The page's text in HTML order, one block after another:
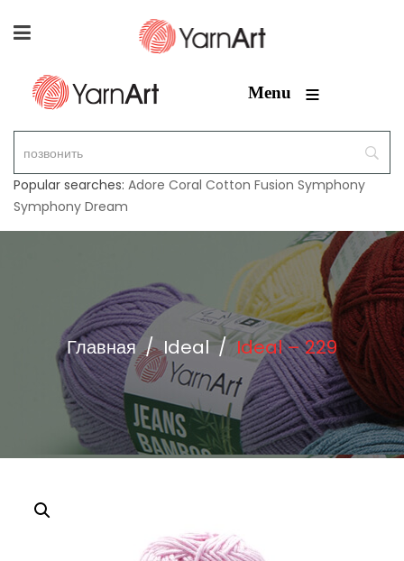
Menu ≡
Popular searches: Adore Coral Cotton Fusion Symphony
Symphony Dream
Главная / Ideal / Ideal – 229